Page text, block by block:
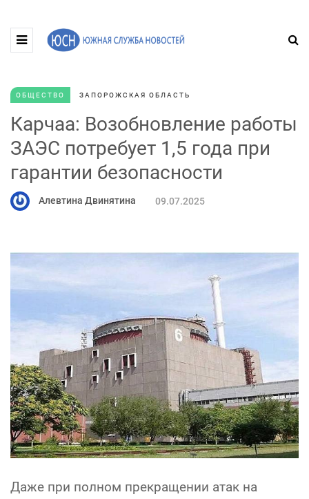
ОБЩЕСТВО ЗАПОРОЖСКАЯ ОБЛАСТЬ
Карчаа: Возобновление работы
ЗАЭС потребует 1,5 года при
гарантии безопасности
Алевтина Двинятина 09.07.2025
Даже при полном прекращении атак на